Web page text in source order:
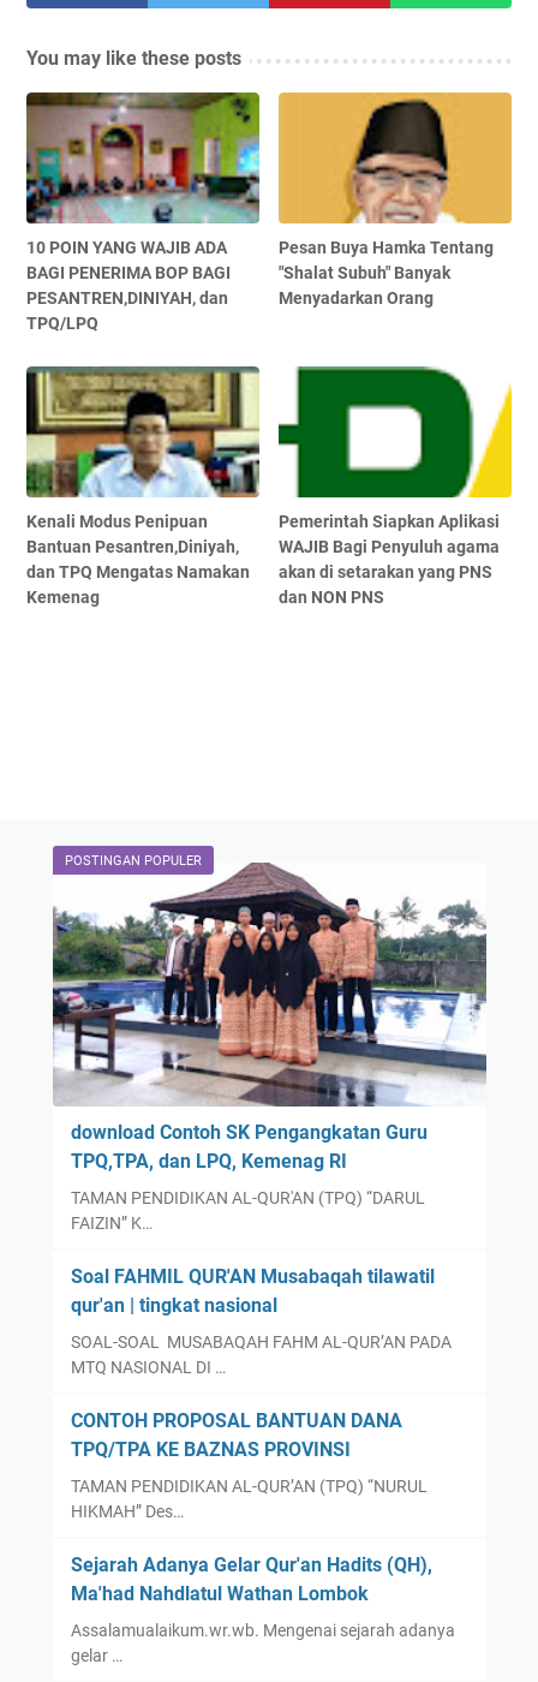
You may like these posts
10 POIN YANG WAJIB ADA
BAGI PENERIMA BOP BAGI
PESANTREN,DINIYAH, dan
TPQ/LPQ
Pesan Buya Hamka Tentang
"Shalat Subuh" Banyak
Menyadarkan Orang
Kenali Modus Penipuan
Bantuan Pesantren,Diniyah,
dan TPQ Mengatas Namakan
Kemenag
Pemerintah Siapkan Aplikasi
WAJIB Bagi Penyuluh agama
akan di setarakan yang PNS
dan NON PNS
POSTINGAN POPULER
download Contoh SK Pengangkatan Guru
TPQ,TPA, dan LPQ, Kemenag RI
TAMAN PENDIDIKAN AL-QUR'AN (TPQ) “DARUL
FAIZIN” K…
Soal FAHMIL QUR'AN Musabaqah tilawatil
qur'an | tingkat nasional
SOAL-SOAL MUSABAQAH FAHM AL-QUR’AN PADA
MTQ NASIONAL DI …
CONTOH PROPOSAL BANTUAN DANA
TPQ/TPA KE BAZNAS PROVINSI
TAMAN PENDIDIKAN AL-QUR’AN (TPQ) “NURUL
HIKMAH” Des…
Sejarah Adanya Gelar Qur'an Hadits (QH),
Ma'had Nahdlatul Wathan Lombok
Assalamualaikum.wr.wb. Mengenai sejarah adanya
gelar …